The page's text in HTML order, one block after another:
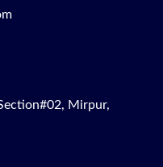
Mirpur,